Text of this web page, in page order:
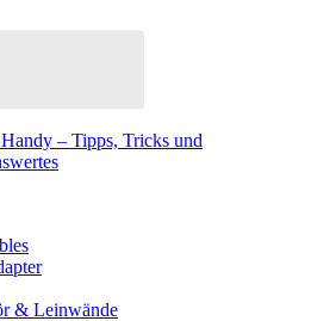
– Tipps, Tricks und
& Leinwände